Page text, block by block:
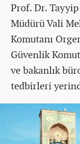
Prof. Dr.
Müdürü Vali
Komutanı
Güvenlik
ve bakanlık
tedbirleri